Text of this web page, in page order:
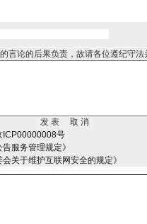
言论的后果负责，故请各位遵纪守
ICP00000008号
服务管理规定》
关于维护互联网安全的规定》